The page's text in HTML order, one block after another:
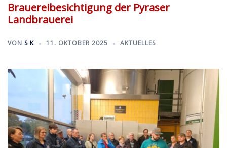
Brauereibesichtigung der Pyraser
Landbrauerei
VON S K 11. OKTOBER 2025 AKTUELLES